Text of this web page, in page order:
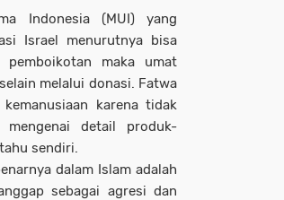
Indonesia (MUI) yang
Israel menurutnya bisa
pemboikotan maka umat
melalui donasi. Fatwa
karena tidak
detail produk-
sendiri.
dalam Islam adalah
sebagai agresi dan